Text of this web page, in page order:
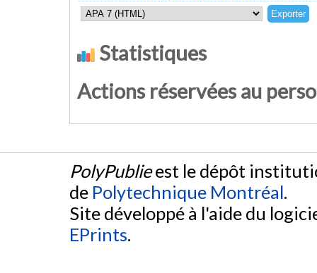
Statistiques
Actions réservées au
PolyPublieest le dépôt
de Polytechnique Montréal.
Site développé à l'aide du
EPrints.